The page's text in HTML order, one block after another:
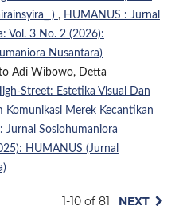
) , HUMANUS : Jurnal
Vol. 3 No. 2 (2026):
Nusantara)
Adi Wibowo, Detta
Street: Estetika Visual Dan
Komunikasi Merek Kecantikan
Jurnal Sosiohumaniora
HUMANUS (Jurnal
1-10 of 81 NEXT